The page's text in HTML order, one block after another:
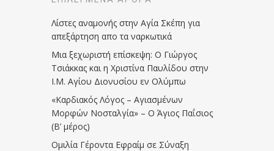
Λίστες αναμονής στην Αγία Σκέπη για
απεξάρτηση απο τα ναρκωτικά
Μια ξεχωριστή επίσκεψη: Ο Γιώργος
Τσιάκκας και η Χριστίνα Παυλίδου στην
Ι.Μ. Αγίου Διονυσίου εν Ολύμπω
«Καρδιακός Λόγος – Αγιασμένων
Μορφών Νοσταλγία» – Ο Άγιος Παΐσιος
(Β’ μέρος)
Ομιλία Γέροντα Εφραίμ σε Σύναξη